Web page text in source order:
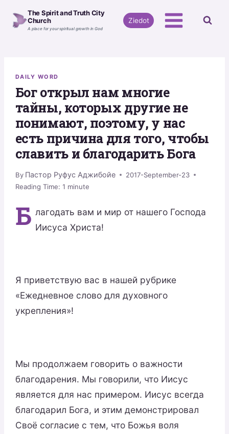
The Spirit and Truth City
Church
A place for your spiritual growth in God
Ziedot
DAILY WORD
Бог открыл нам многие
тайны, которых другие не
понимают, поэтому, у нас
есть причина для того, чтобы
славить и благодарить Бога
By Пастор Руфус Аджибойе
2017-September-23
Reading Time: 1 minute
Б лагодать вам и мир от нашего Господа
Иисуса Христа!
Я приветствую вас в нашей рубрике
«Ежедневное слово для духовного
укрепления»!
Мы продолжаем говорить о важности
благодарения. Мы говорили, что Иисус
является для нас примером. Иисус всегда
благодарил Бога, и этим демонстрировал
Своё согласие с тем, что Божья воля